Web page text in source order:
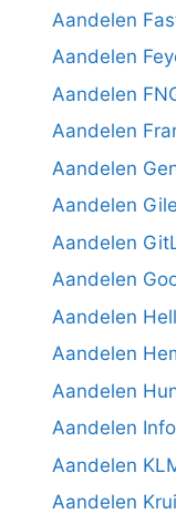
Aandelen
Aandelen
Aandelen
Aandelen
Aandelen
Aandelen
Aandelen
Aandelen
Aandelen
Aandelen
Aandelen
Aandelen
Aandelen
Aandelen